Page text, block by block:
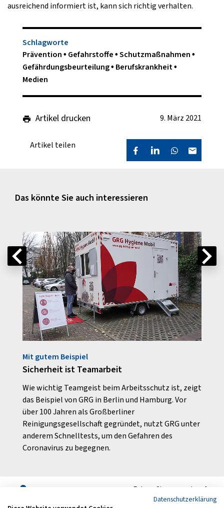
ausreichend informiert ist, kann sich richtig verhalten.
Schlagworte
Prävention
Gefahrstoffe Schutzmaßnahmen
Gefährdungsbeurteilung Berufskrankheit
Medien
Artikel drucken 9. März 2021
Artikel teilen
Das könnte Sie auch interessieren
Mit gutem Beispiel
Sicherheit ist Teamarbeit
Wie wichtig Teamgeist beim Arbeitsschutz ist, zeigt
das Beispiel von GRG in Berlin und Hamburg. Vor
über 100 Jahren als Großberliner
Reinigungsgesellschaft gegründet, nutzt GRG unter
anderem Schnelltests, um den Gefahren des
Coronavirus zu begegnen.
Folgen Sie uns auch auf
Datenschutzerklärung